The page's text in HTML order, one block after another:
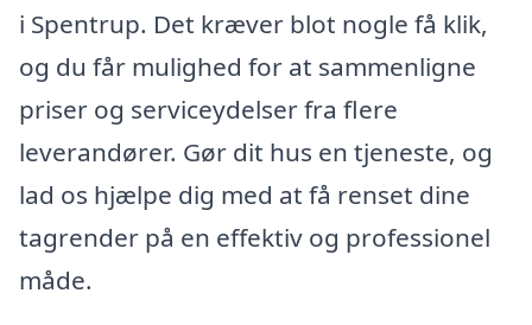
i Spentrup. Det kræver blot nogle få klik,
og du får mulighed for at sammenligne
priser og serviceydelser fra flere
leverandører. Gør dit hus en tjeneste, og
lad os hjælpe dig med at få renset dine
tagrender på en effektiv og professionel
måde.